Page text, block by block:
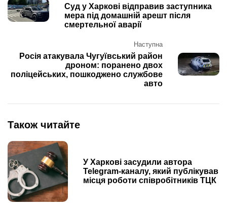
navigation
Суд у Харкові відправив заступника
мера під домашній арешт після
смертельної аварії
Наступна
Росія атакувала Чугуївський район
дроном: поранено двох
поліцейських, пошкоджено службове
авто
Також читайте
У Харкові засудили автора
Telegram-каналу, який публікував
місця роботи співробітників ТЦК